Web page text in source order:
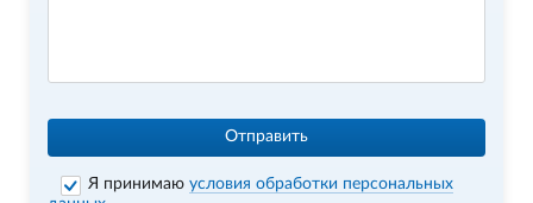
Отправить
Я принимаюусловия обработки персональных